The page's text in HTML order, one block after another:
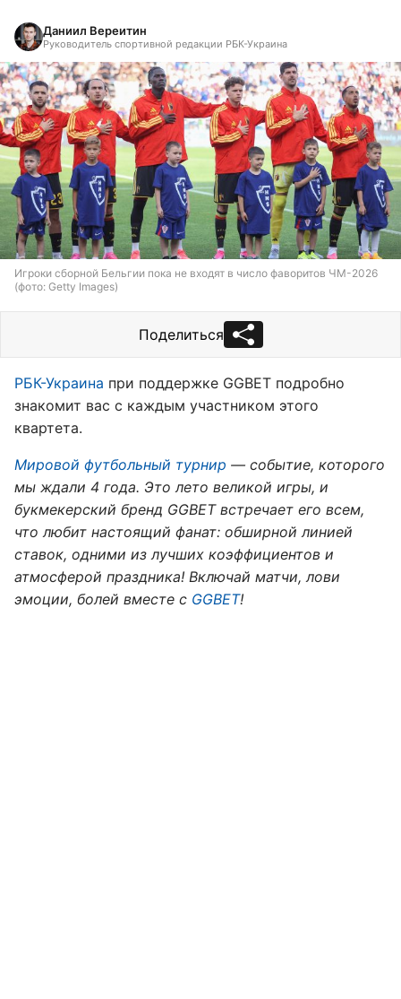
Даниил Вереитин
Руководитель спортивной редакции РБК-Украина
Игроки сборной Бельгии пока не входят в число фаворитов ЧМ-2026
(фото: Getty Images)
Поделиться
РБК-Украина при поддержке GGBET подробно
знакомит вас с каждым участником этого
квартета.
Мировой футбольный турнир — событие, которого
мы ждали 4 года. Это лето великой игры, и
букмекерский бренд GGBET встречает его всем,
что любит настоящий фанат: обширной линией
ставок, одними из лучших коэффициентов и
атмосферой праздника! Включай матчи, лови
эмоции, болей вместе с GGBET!